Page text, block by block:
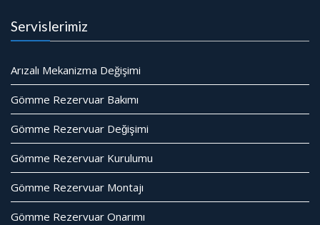
Servislerimiz
Arızalı Mekanizma Değişimi
Gömme Rezervuar Bakımı
Gömme Rezervuar Değişimi
Gömme Rezervuar Kurulumu
Gömme Rezervuar Montajı
Gömme Rezervuar Onarımı